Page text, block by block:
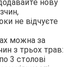
нову
не відчуєте
можна за
з трьох трав:
3 столові